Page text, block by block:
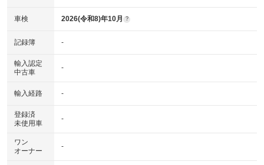
車検 2026(令和8)年10月 ?
記録簿 -
輸入認定
中古車
-
輸入経路 -
登録済
未使用車
-
ワン
オーナー
-